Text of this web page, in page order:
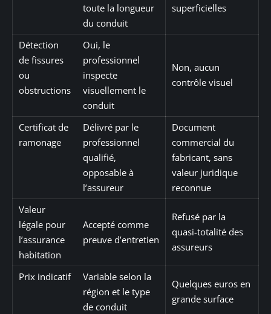
toute la longueur
du conduit
superficielles
Détection
de fissures
ou
obstructions
Oui, le
professionnel
inspecte
visuellement le
conduit
Non, aucun
contrôle visuel
Certificat de
ramonage
Délivré par le
professionnel
qualifié,
opposable à
l’assureur
Document
commercial du
fabricant, sans
valeur juridique
reconnue
Valeur
légale pour
l’assurance
habitation
Accepté comme
preuve d’entretien
Refusé par la
quasi-totalité des
assureurs
Prix indicatif
Variable selon la
région et le type
de conduit
Quelques euros en
grande surface